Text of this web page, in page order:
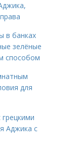
в банках
зелёные
способом
для
Аджика с